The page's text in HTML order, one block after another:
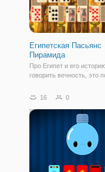
Египетская Пасьянс
Пирамида
Про Египет и его
говорить вечность, это
мире. Пасьянс
правилами. Пирамида
одним из семи чудес
16 0